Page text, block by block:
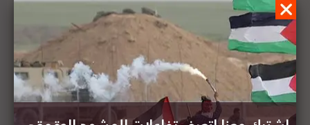
الإتحاد الأوروبي: لن نعترف بضم إسرائيل من جانب واحد
للضفة الغربية